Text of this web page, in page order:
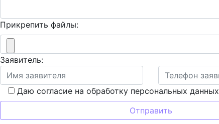
Прикрепить файлы:
Заявитель:
Даю согласие на обработку персональных данных